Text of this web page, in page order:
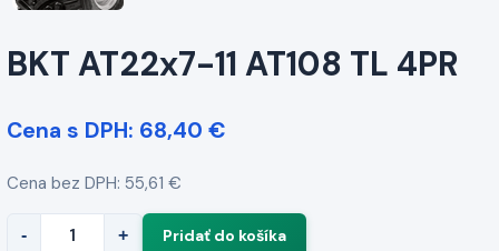
BKT AT22x7-11 AT108 TL 4PR
Cena s DPH: 68,40 €
Cena bez DPH: 55,61 €
- +